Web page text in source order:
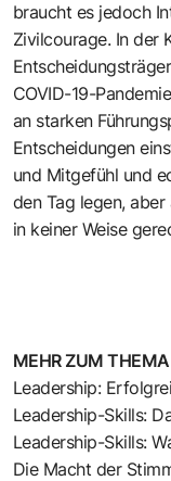
braucht es jedoch
Zivilcourage. In der
COVID-19-
an starken
Entscheidungen
und Mitgefühl und
den Tag legen,
in keiner Weise
MEHR ZUM
Leadership:
Leadership-Skills:
Leadership-Skills:
Die Macht der